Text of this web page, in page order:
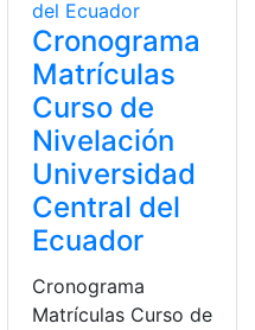
Cronograma
Matrículas
Curso de
Nivelación
Universidad
Central del
Ecuador
Cronograma
Matrículas Curso de